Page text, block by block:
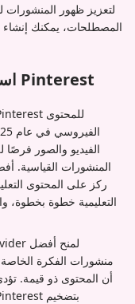
المصطلحات، يمكنك
استراتيجيات منشورات الفكرة على Pinterest
الفيديو والصور فرصًا
المنشورات القياسية.
التعليمية خطوة بخطوة،
منشورات الفكرة الخاصة